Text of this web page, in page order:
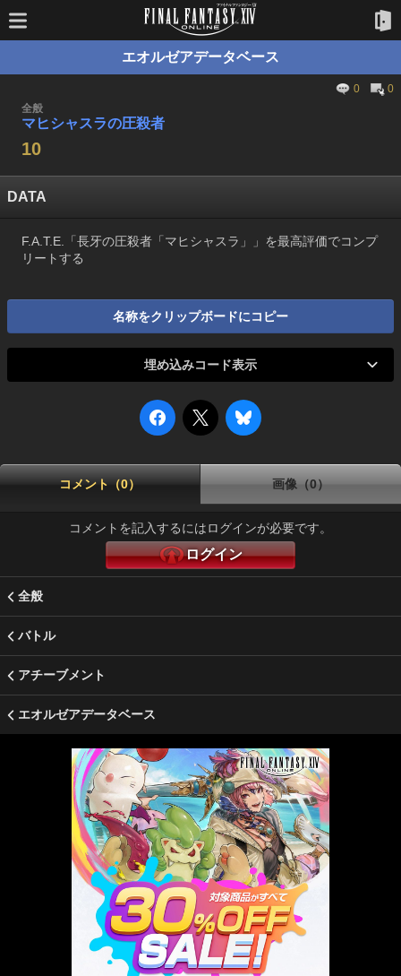
エオルゼアデータベース
0
0
全般
マヒシャスラの圧殺者
10
DATA
F.A.T.E.「長牙の圧殺者「マヒシャスラ」」を最高評価でコンプ
リートする
名称をクリップボードにコピー
埋め込みコード表示
コメント（0） 画像（0）
コメントを記入するにはログインが必要です。
ログイン
全般
バトル
アチーブメント
エオルゼアデータベース